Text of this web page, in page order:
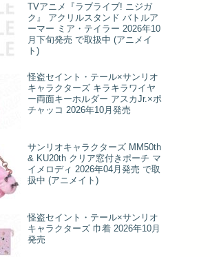
TVアニメ『ラブライブ! ニジガ
ク』 アクリルスタンド バトルア
ーマー ミア・テイラー 2026年10
月下旬発売 で取扱中 (アニメイ
ト)
怪盗セイント・テール×サンリオ
キャラクターズ キラキラワイヤ
ー両面キーホルダー アスカJr.×ポ
チャッコ 2026年10月発売
サンリオキャラクターズ MM50th
& KU20th クリア窓付きポーチ マ
イメロディ 2026年04月発売 で取
扱中 (アニメイト)
怪盗セイント・テール×サンリオ
キャラクターズ 巾着 2026年10月
発売